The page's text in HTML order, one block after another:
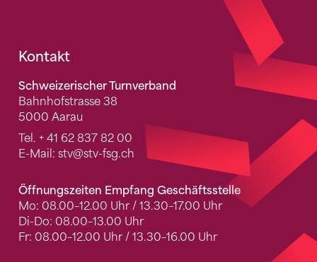
Fusszeile
Kontakt
Schweizerischer Turnverband
Bahnhofstrasse 38
5000 Aarau
Tel. + 41 62 837 82 00
E-Mail: stv@stv-fsg.ch
Öffnungszeiten Empfang Geschäftsstelle
Mo: 08.00–12.00 Uhr / 13.30–17.00 Uhr
Di-Do: 08.00–13.00 Uhr
Fr: 08.00–12.00 Uhr / 13.30–16.00 Uhr